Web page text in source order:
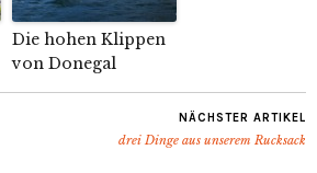
Die hohen Klippen
von Donegal
NÄCHSTER ARTIKEL
drei Dinge aus unserem Rucksack